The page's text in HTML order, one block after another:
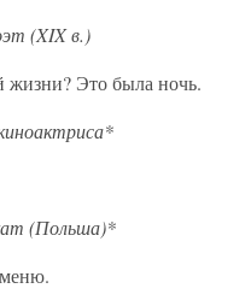
(XIX в.)
Это была ночь.
(Польша)*